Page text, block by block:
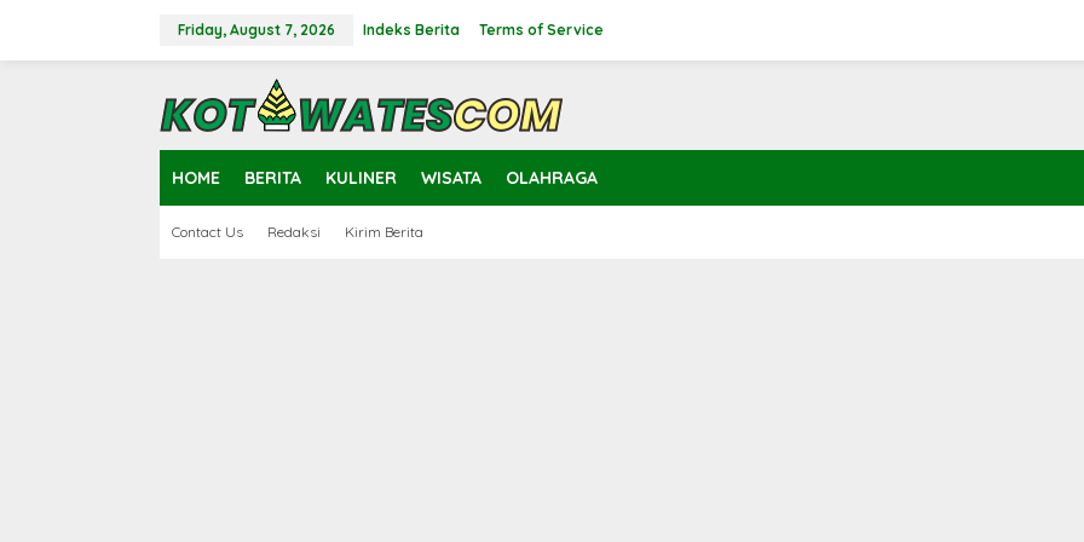
Friday, August 7, 2026 Indeks Berita Terms of Service
HOME BERITA KULINER WISATA OLAHRAGA
Contact Us Redaksi Kirim Berita